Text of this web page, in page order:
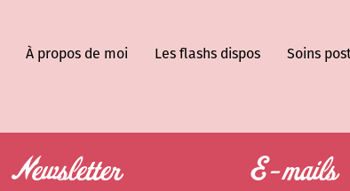
À propos de moi Les flashs dispos Soins
Newsletter E-mails